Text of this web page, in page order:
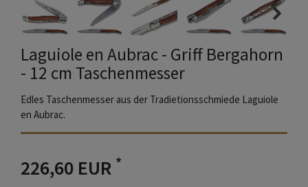
Laguiole en Aubrac - Griff Bergahorn
- 12 cm Taschenmesser
Edles Taschenmesser aus der Tradietionsschmiede Laguiole
en Aubrac.
226,60 EUR *